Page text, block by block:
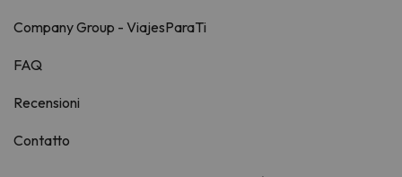
Company Group - ViajesParaTi
FAQ
Recensioni
Contatto